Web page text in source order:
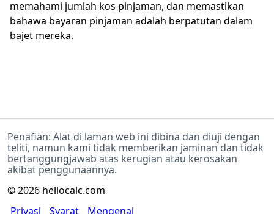
memahami jumlah kos pinjaman, dan memastikan
bahawa bayaran pinjaman adalah berpatutan dalam
bajet mereka.
Penafian: Alat di laman web ini dibina dan diuji dengan
teliti, namun kami tidak memberikan jaminan dan tidak
bertanggungjawab atas kerugian atau kerosakan
akibat penggunaannya.
©2026 hellocalc.com
Privasi
Syarat Mengenai